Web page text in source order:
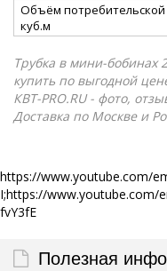
Объём потребительской
куб.м
Трубка в мини-бобинах
купить по выгодной
КВТ-PRO.RU - фото,
Доставка по Москве и
https://www.youtube.com/
I;https://www.youtube.com/
fvY3fE
Полезная